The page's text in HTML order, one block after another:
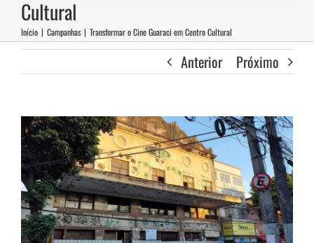
Cultural
Início | Campanhas | Transformar o Cine Guaraci em Centro Cultural
Anterior Próximo
View
Larger
Image